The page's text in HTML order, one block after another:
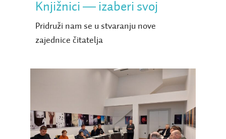
Knjižnici ― izaberi svoj
Pridruži nam se u stvaranju nove
zajednice čitatelja
Čitateljski klub slijepih